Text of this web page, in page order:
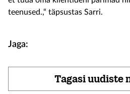
teenused.,“ täpsustas Sarri.
Jaga:
Tagasi uudiste